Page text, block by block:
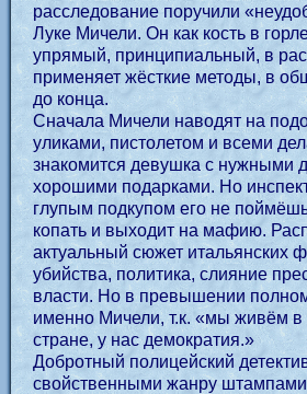
расследование поручили
Луке Мичели. Он как кость в
упрямый, принципиальный, в
применяет жёсткие методы, в
до конца.
Сначала Мичели наводят на
уликами, пистолетом и всеми
знакомится девушка с нужными
хорошими подарками. Но
глупым подкупом его не
копать и выходит на мафию.
актуальный сюжет итальянских
убийства, политика, слияние
власти. Но в превышении
именно Мичели, т.к. «мы живём в
стране, у нас демократия.»
Добротный полицейский
свойственными жанру